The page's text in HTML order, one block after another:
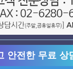
안전한 무료 상